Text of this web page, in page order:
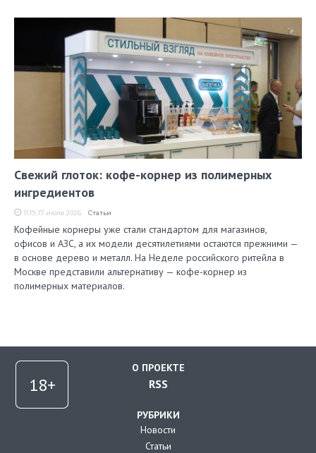
Свежий глоток: кофе-корнер из полимерных
ингредиентов
11:19, 17 июля 2026 Статьи
Кофейные корнеры уже стали стандартом для магазинов,
офисов и АЗС, а их модели десятилетиями остаются прежними —
в основе дерево и металл. На Неделе российского ритейла в
Москве представили альтернативу — кофе-корнер из
полимерных материалов.
О ПРОЕКТЕ
RSS
РУБРИКИ
Новости
Статьи